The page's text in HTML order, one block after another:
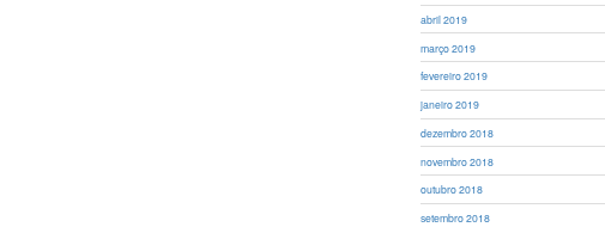
abril 2019
março 2019
fevereiro 2019
janeiro 2019
dezembro 2018
novembro 2018
outubro 2018
setembro 2018